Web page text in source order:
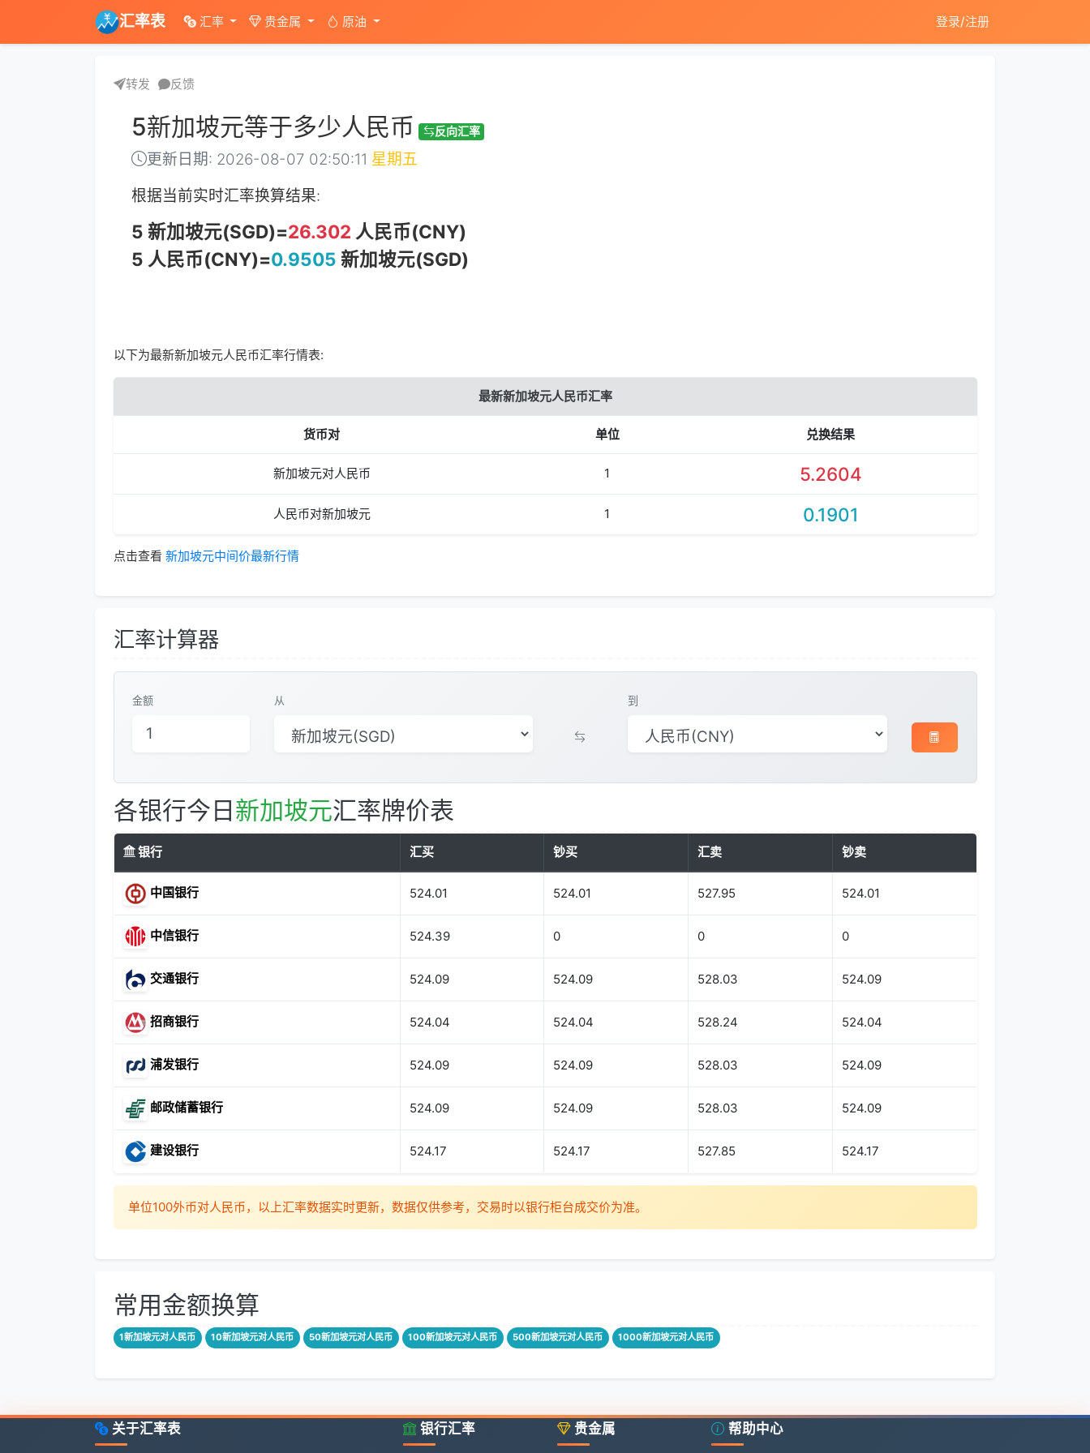
汇率表 汇率 贵金属 原油 登录/注册
转发 反馈
5新加坡元等于多少人民币 反向汇率
更新日期: 2026-08-07 02:50:11 星期五
根据当前实时汇率换算结果:
5 新加坡元(SGD)=26.302 人民币(CNY)
5 人民币(CNY)=0.9505 新加坡元(SGD)
以下为最新新加坡元人民币汇率行情表:
最新新加坡元人民币汇率
货币对 单位 兑换结果
新加坡元对人民币 1 5.2604
人民币对新加坡元 1 0.1901
点击查看 新加坡元中间价最新行情
汇率计算器
金额 从 到
各银行今日新加坡元汇率牌价表
银行 汇买 钞买 汇卖 钞卖
中国银行 524.01 524.01 527.95 524.01
中信银行 524.39 0 0 0
交通银行 524.09 524.09 528.03 524.09
招商银行 524.04 524.04 528.24 524.04
浦发银行 524.09 524.09 528.03 524.09
邮政储蓄银行 524.09 524.09 528.03 524.09
建设银行 524.17 524.17 527.85 524.17
单位100外币对人民币，以上汇率数据实时更新，数据仅供参考，交易时以银行柜台成交价为准。
常用金额换算
1新加坡元对人民币 10新加坡元对人民币 50新加坡元对人民币 100新加坡元对人民币 500新加坡元对人民币 1000新加坡元对人民币
关于汇率表 银行汇率 贵金属 帮助中心